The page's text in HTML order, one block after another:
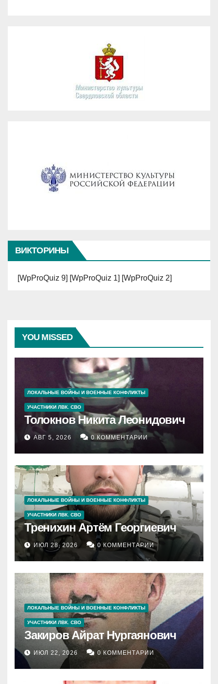
ВИКТОРИНЫ
[WpProQuiz 9] [WpProQuiz 1] [WpProQuiz 2]
YOU MISSED
ЛОКАЛЬНЫЕ ВОЙНЫ И ВОЕННЫЕ КОНФЛИКТЫ
УЧАСТНИКИ ЛВК. СВО
Толокнов Никита Леонидович
АВГ 5, 2026 0 КОММЕНТАРИИ
ЛОКАЛЬНЫЕ ВОЙНЫ И ВОЕННЫЕ КОНФЛИКТЫ
УЧАСТНИКИ ЛВК. СВО
Тренихин Артём Георгиевич
ИЮЛ 28, 2026 0 КОММЕНТАРИИ
ЛОКАЛЬНЫЕ ВОЙНЫ И ВОЕННЫЕ КОНФЛИКТЫ
УЧАСТНИКИ ЛВК. СВО
Закиров Айрат Нургаянович
ИЮЛ 22, 2026 0 КОММЕНТАРИИ